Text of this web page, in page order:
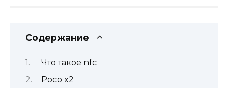
Содержание
Что такое nfc
Poco x2